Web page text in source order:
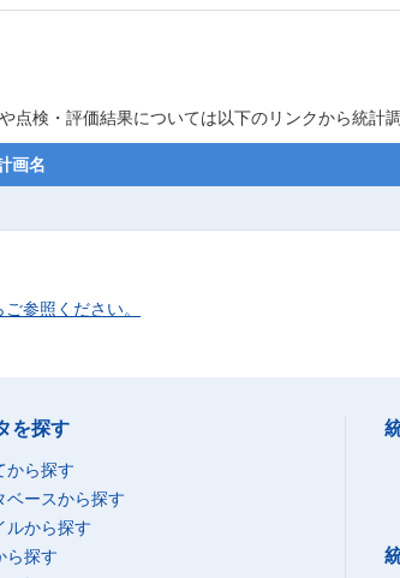
検・評価結果については以下のリンクから統計
画名
参照ください。
を探す
から探す
ベースから探す
ルから探す
ら探す